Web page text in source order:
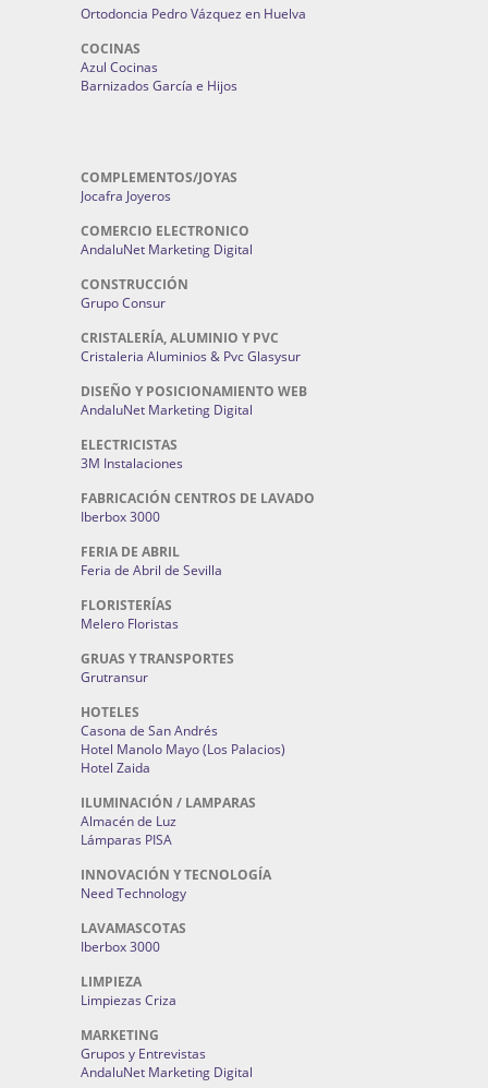
Ortodoncia Pedro Vázquez en Huelva
COCINAS
Azul Cocinas
Barnizados García e Hijos
COMPLEMENTOS/JOYAS
Jocafra Joyeros
COMERCIO ELECTRONICO
AndaluNet Marketing Digital
CONSTRUCCIÓN
Grupo Consur
CRISTALERÍA, ALUMINIO Y PVC
Cristaleria Aluminios & Pvc Glasysur
DISEÑO Y POSICIONAMIENTO WEB
AndaluNet Marketing Digital
ELECTRICISTAS
3M Instalaciones
FABRICACIÓN CENTROS DE LAVADO
Iberbox 3000
FERIA DE ABRIL
Feria de Abril de Sevilla
FLORISTERÍAS
Melero Floristas
GRUAS Y TRANSPORTES
Grutransur
HOTELES
Casona de San Andrés
Hotel Manolo Mayo (Los Palacios)
Hotel Zaida
ILUMINACIÓN / LAMPARAS
Almacén de Luz
Lámparas PISA
INNOVACIÓN Y TECNOLOGÍA
Need Technology
LAVAMASCOTAS
Iberbox 3000
LIMPIEZA
Limpiezas Criza
MARKETING
Grupos y Entrevistas
AndaluNet Marketing Digital